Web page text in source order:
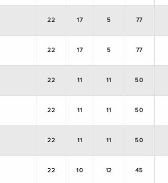
22 17 5 77
22 17 5 77
22 11 11 50
22 11 11 50
22 11 11 50
22 10 12 45